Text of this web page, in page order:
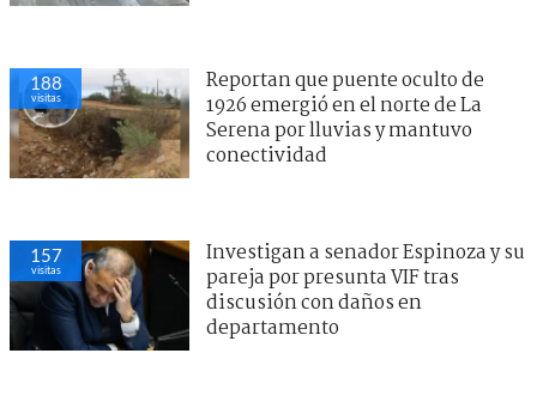
188
visitas
Reportan que puente oculto de
1926 emergió en el norte de La
Serena por lluvias y mantuvo
conectividad
157
visitas
Investigan a senador Espinoza y su
pareja por presunta VIF tras
discusión con daños en
departamento